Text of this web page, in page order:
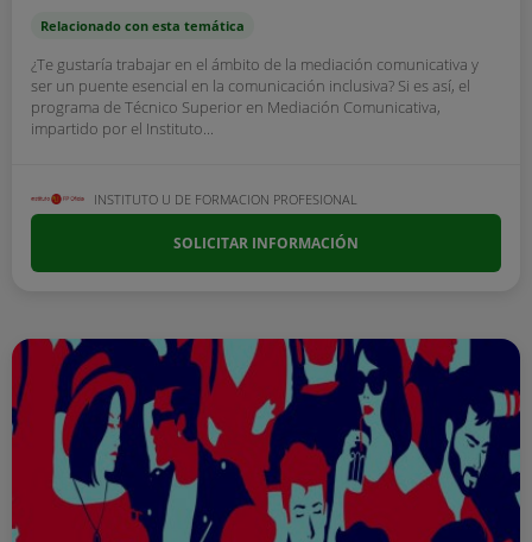
Relacionado con esta temática
¿Te gustaría trabajar en el ámbito de la mediación comunicativa y
ser un puente esencial en la comunicación inclusiva? Si es así, el
programa de Técnico Superior en Mediación Comunicativa,
impartido por el Instituto...
INSTITUTO U DE FORMACION PROFESIONAL
SOLICITAR INFORMACIÓN